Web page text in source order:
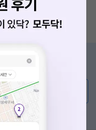
이 있나요?
려요!
게시글 보러가기